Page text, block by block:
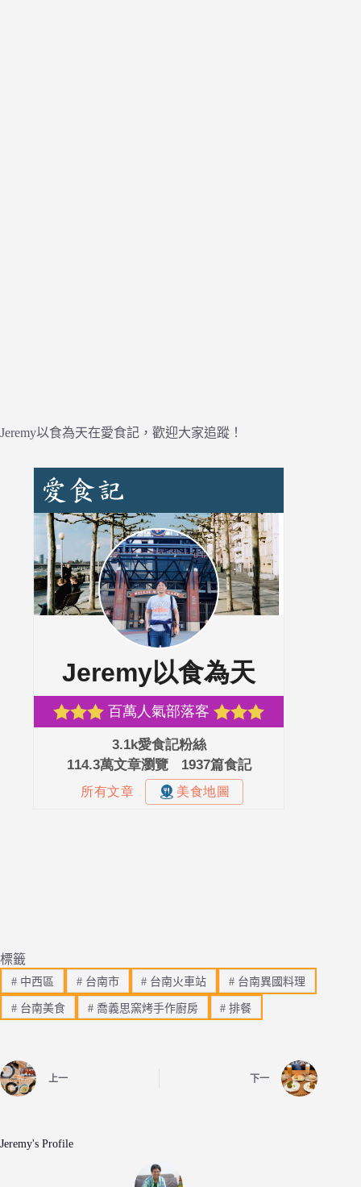
Jeremy以食為天在愛食記，歡迎大家追蹤！
標籤
#中西區 #台南市 # 台南火車站 # 台南異國料理
#台南美食 #喬義思窯烤手作廚房 # 排餐
上一 下一
Jeremy's Profile